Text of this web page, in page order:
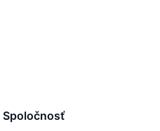
Spoločnosť